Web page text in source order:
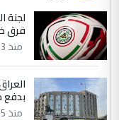
فرق
منذ 3 ساعة
بدفع
منذ 5 ساعة